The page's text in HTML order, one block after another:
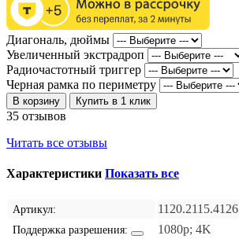
Диагональ, дюймы
Увеличенный экстрадроп
Радиочастотный триггер
Черная рамка по периметру
В корзину Купить в 1 клик
35 отзывов
Читать все отзывы
Характеристики Показать все
Артикул: 1120.2115.4126
Поддержка разрешения: 1080p; 4K